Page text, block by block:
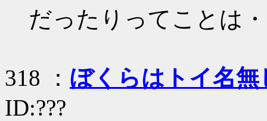
だったりってことは
318 ： ぼくらはトイ名無
ID:???